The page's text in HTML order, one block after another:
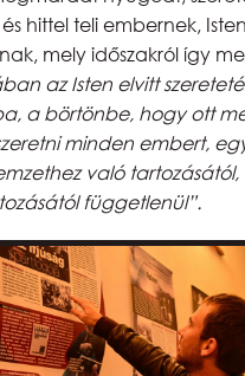
hittel teli embernek,
mely időszakról így
az Isten elvitt
a börtönbe, hogy ott
minden embert,
való tartozásától,
függetlenül”.